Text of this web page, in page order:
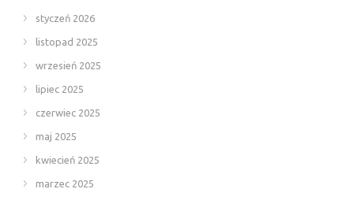
styczeń 2026
listopad 2025
wrzesień 2025
lipiec 2025
czerwiec 2025
maj 2025
kwiecień 2025
marzec 2025